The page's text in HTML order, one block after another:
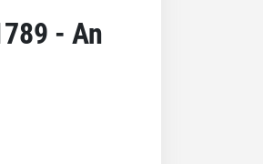
- An